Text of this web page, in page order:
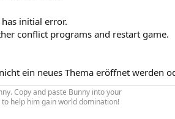
initial error.
conflict programs and restart game.
ein neues Thema eröffnet werden
Copy and paste Bunny into your
to help him gain world domination!